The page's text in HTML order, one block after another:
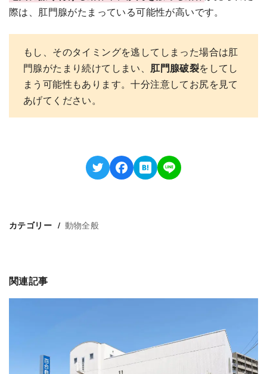
際は、肛門腺がたまっている可能性が高いです。
もし、そのタイミングを逃してしまった場合は肛
門腺がたまり続けてしまい、 肛門腺破裂をしてし
まう可能性もあります。十分注意してお尻を見て
あげてください。
カテゴリー 動物全般
関連記事